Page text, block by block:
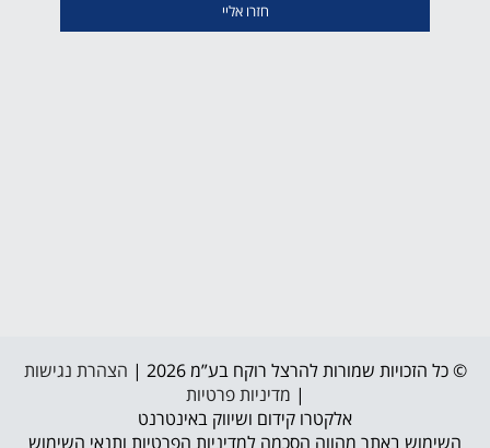
חדש
© כל הזכויות שמורות להרצל רוקח בע”מ 2026 |
הצהרת נגישות
| מדיניות פרטיות
אלקטרו קידום ושיווק באינטרנט
השימוש באתר מהווה הסכמה למדיניות הפרטיות ותנאי השימוש